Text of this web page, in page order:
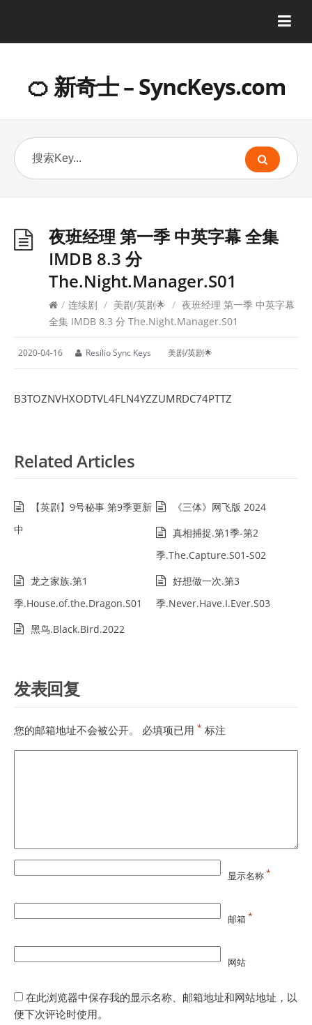
🍊 新奇士 – SyncKeys.com
夜班经理 第一季 中英字幕 全集
IMDB 8.3 分
The.Night.Manager.S01
/ 连续剧 / 美剧/英剧🌟 / 夜班经理 第一季 中英字幕
全集 IMDB 8.3 分 The.Night.Manager.S01
2020-04-16 Resilio Sync Keys 美剧/英剧🌟
B3TOZNVHXODTVL4FLN4YZZUMRDC74PTTZ
Related Articles
【英剧】9号秘事 第9季更新
中
《三体》网飞版 2024
真相捕捉.第1季-第2
季.The.Capture.S01-S02
龙之家族.第1
季.House.of.the.Dragon.S01
好想做一次.第3
季.Never.Have.I.Ever.S03
黑鸟.Black.Bird.2022
发表回复
您的邮箱地址不会被公开。 必填项已用 * 标注
显示名称*
邮箱*
网站
在此浏览器中保存我的显示名称、邮箱地址和网站地址，以
便下次评论时使用。